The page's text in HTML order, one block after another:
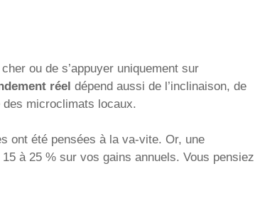
ou de s’appuyer uniquement sur
réel dépend aussi de l’inclinaison, de
des microclimats locaux.
ont été pensées à la va-vite. Or, une
à 25 % sur vos gains annuels. Vous pensiez